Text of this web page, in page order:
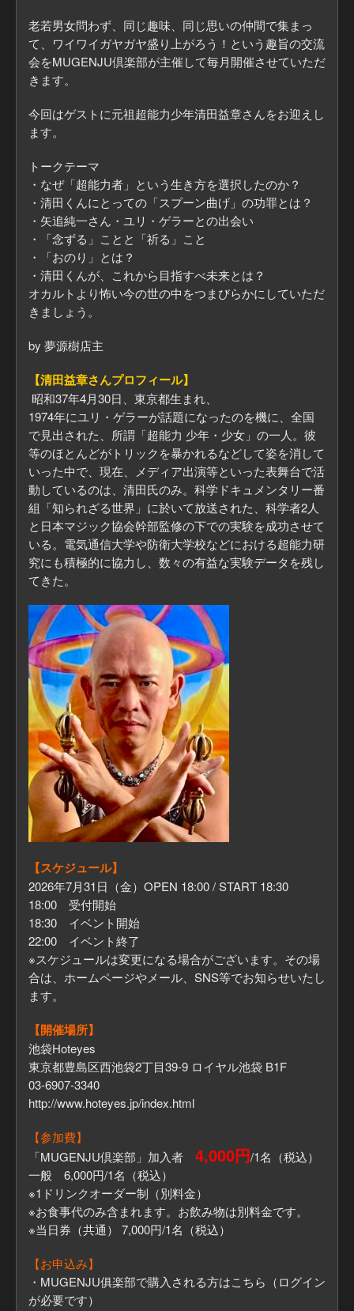
老若男女問わず、同じ趣味、同じ思いの仲間で集まっ
て、ワイワイガヤガヤ盛り上がろう！という趣旨の交流
会をMUGENJU倶楽部が主催して毎月開催させていただ
きます。
今回はゲストに元祖超能力少年清田益章さんをお迎えし
ます。
トークテーマ
・なぜ「超能力者」という生き方を選択したのか？
・清田くんにとっての「スプーン曲げ」の功罪とは？
・矢追純一さん・ユリ・ゲラーとの出会い
・「念ずる」ことと「祈る」こと
・「おのり」とは？
・清田くんが、これから目指すべ未来とは？
オカルトより怖い今の世の中をつまびらかにしていただ
きましょう。
by 夢源樹店主
【清田益章さんプロフィール】
昭和37年4月30日、東京都生まれ、
1974年にユリ・ゲラーが話題になったのを機に、全国
で見出された、所謂「超能力 少年・少女」の一人。彼
等のほとんどがトリックを暴かれるなどして姿を消して
いった中で、現在、メディア出演等といった表舞台で活
動しているのは、清田氏のみ。科学ドキュメンタリー番
組「知られざる世界」に於いて放送された、科学者2人
と日本マジック協会幹部監修の下での実験を成功させて
いる。電気通信大学や防衛大学校などにおける超能力研
究にも積極的に協力し、数々の有益な実験データを残し
てきた。
【スケジュール】
2026年7月31日（金）OPEN 18:00 / START 18:30
18:00 受付開始
18:30 イベント開始
22:00 イベント終了
※スケジュールは変更になる場合がございます。その場
合は、ホームページやメール、SNS等でお知らせいたし
ます。
【開催場所】
池袋Hoteyes
東京都豊島区西池袋2丁目39-9 ロイヤル池袋 B1F
03-6907-3340
http://www.hoteyes.jp/index.html
【参加費】
「MUGENJU倶楽部」加入者 4,000円/1名（税込）
一般 6,000円/1名（税込）
※1ドリンクオーダー制（別料金）
※お食事代のみ含まれます。お飲み物は別料金です。
※当日券（共通） 7,000円/1名（税込）
【お申込み】
・MUGENJU俱楽部で購入される方はこちら（ログイン
が必要です）